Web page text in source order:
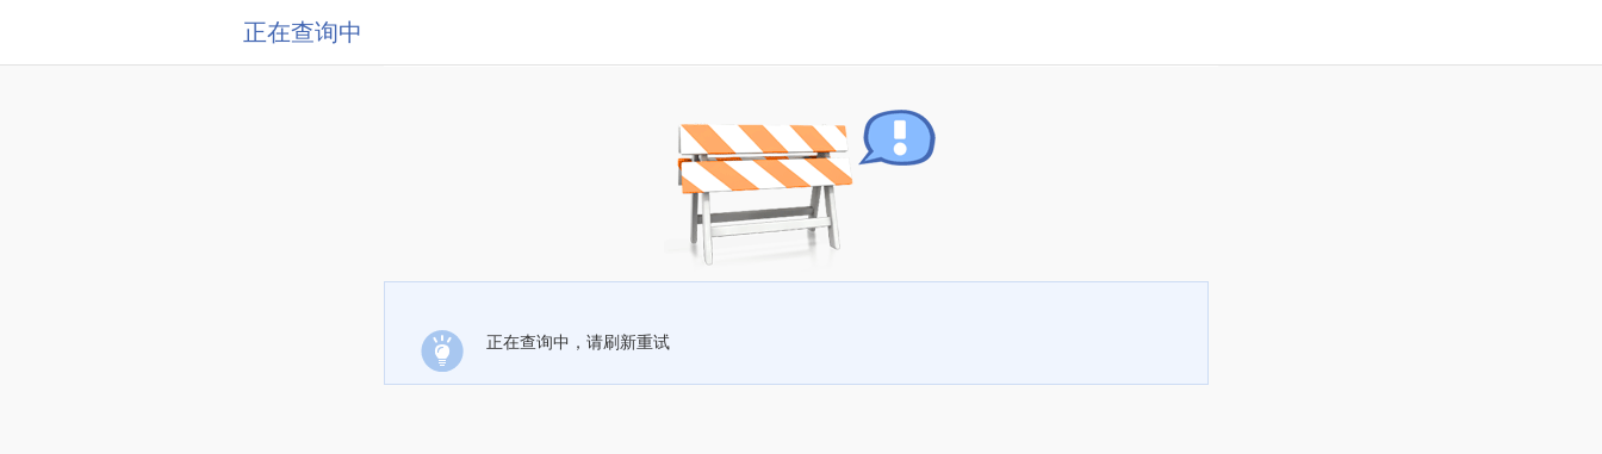
正在查询中
正在查询中，请刷新重试